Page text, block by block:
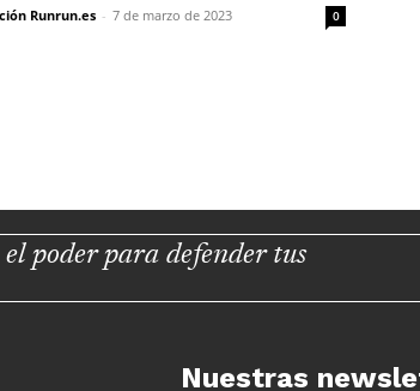
Runrun.es - 7 de marzo de 2023 0
poder para defender tus
Nuestras